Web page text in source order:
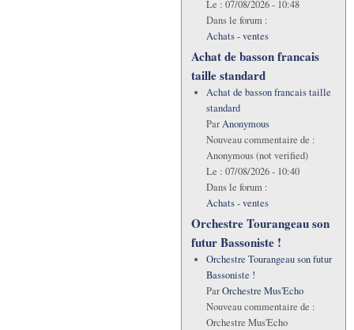
Le : 07/08/2026 - 10:48
Dans le forum :
Achats - ventes
Achat de basson francais
taille standard
Achat de basson francais taille
standard
ParAnonymous
Nouveau commentaire de :
Anonymous (not verified)
Le : 07/08/2026 - 10:40
Dans le forum :
Achats - ventes
Orchestre Tourangeau son
futur Bassoniste !
Orchestre Tourangeau son futur
Bassoniste !
ParOrchestre Mus'Echo
Nouveau commentaire de :
Orchestre Mus'Echo